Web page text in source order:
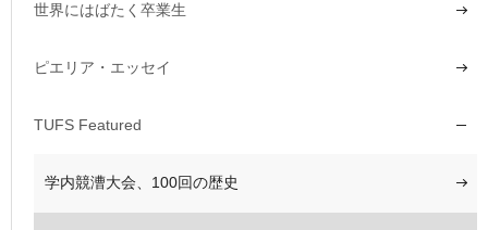
世界にはばたく卒業生
ピエリア・エッセイ
TUFS Featured
学内競漕大会、100回の歴史